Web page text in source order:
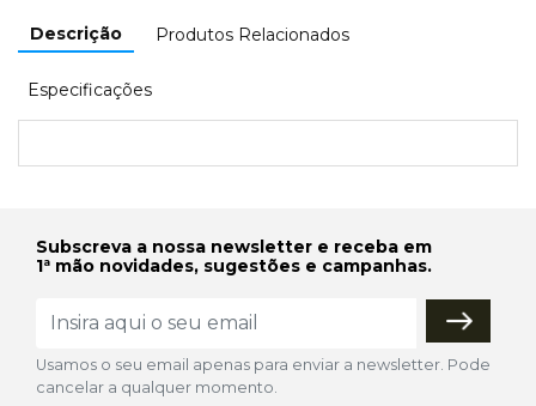
Descrição Produtos Relacionados
Especificações
Subscreva a nossa newsletter e receba em
1ª mão novidades, sugestões e campanhas.
Usamos o seu email apenas para enviar a newsletter. Pode
cancelar a qualquer momento.